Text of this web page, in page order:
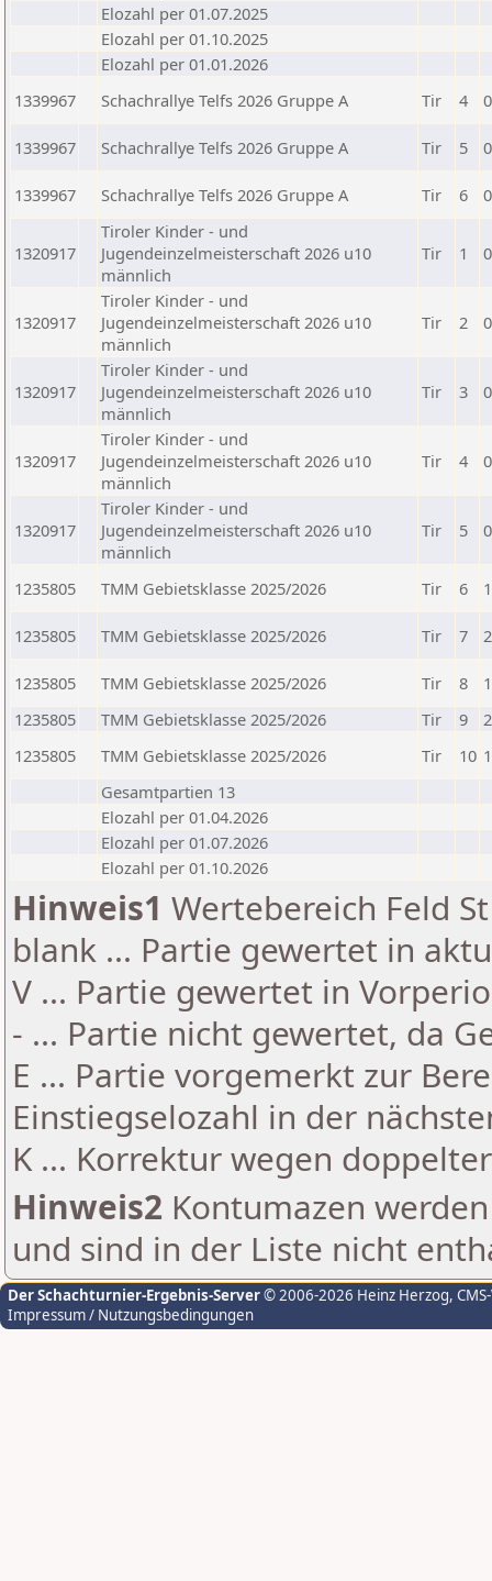
Elozahl per 01.07.2025
Elozahl per 01.10.2025
Elozahl per 01.01.2026
1339967
Schachrallye Telfs 2026 Gruppe A Tir 4
1339967 Schachrallye Telfs 2026 Gruppe A Tir 5
1339967 Schachrallye Telfs 2026 Gruppe A Tir 6
1320917
Tiroler Kinder - und
Jugendeinzelmeisterschaft 2026 u10
männlich
Tir 1
1320917
Tiroler Kinder - und
Jugendeinzelmeisterschaft 2026 u10
männlich
Tir 2
1320917
Tiroler Kinder - und
Jugendeinzelmeisterschaft 2026 u10
männlich
Tir 3
1320917
Tiroler Kinder - und
Jugendeinzelmeisterschaft 2026 u10
männlich
Tir 4
1320917
Tiroler Kinder - und
Jugendeinzelmeisterschaft 2026 u10
männlich
Tir 5
1235805 TMM Gebietsklasse 2025/2026 Tir 6
1235805 TMM Gebietsklasse 2025/2026 Tir 7
1235805 TMM Gebietsklasse 2025/2026 Tir 8
1235805
TMM Gebietsklasse 2025/2026 Tir 9
1235805
TMM Gebietsklasse 2025/2026 Tir 10
Gesamtpartien 13
Elozahl per 01.04.2026
Elozahl per 01.07.2026
Elozahl per 01.10.2026
Hinweis1 Wertebereich Feld
blank ... Partie gewertet in
V ... Partie gewertet in
- ... Partie nicht gewertet, da
E ... Partie vorgemerkt zur
Einstiegselozahl in der
K ... Korrektur wegen
Hinweis2 Kontumazen
und sind in der Liste nicht
Der Schachturnier-Ergebnis-Server© 2006-2026 Heinz Herzog,
Impressum / Nutzungsbedingungen